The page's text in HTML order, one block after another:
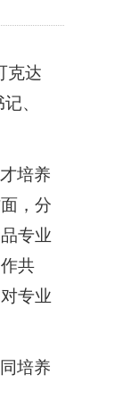
克达
、
培养
，分
专业
共
专业
培养